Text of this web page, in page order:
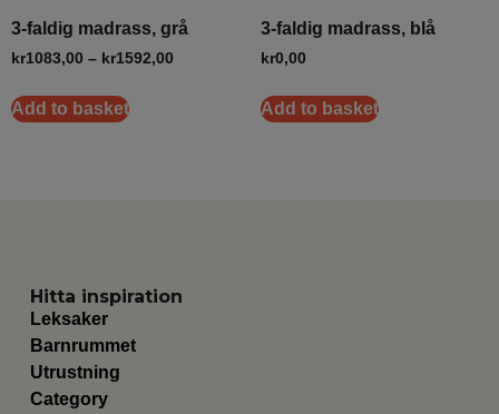
3-faldig madrass, grå
kr1083,00 – kr1592,00
Add to basket
3-faldig madrass, blå
kr0,00
Add to basket
Hitta inspiration
Leksaker
Barnrummet
Utrustning
Category